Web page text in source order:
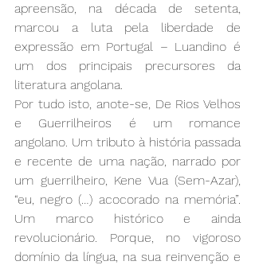
apreensão, na década de setenta,
marcou a luta pela liberdade de
expressão em Portugal – Luandino é
um dos principais precursores da
literatura angolana.
Por tudo isto, anote-se, De Rios Velhos
e Guerrilheiros é um romance
angolano. Um tributo à história passada
e recente de uma nação, narrado por
um guerrilheiro, Kene Vua (Sem-Azar),
“eu, negro (…) acocorado na memória”.
Um marco histórico e ainda
revolucionário. Porque, no vigoroso
domínio da língua, na sua reinvenção e